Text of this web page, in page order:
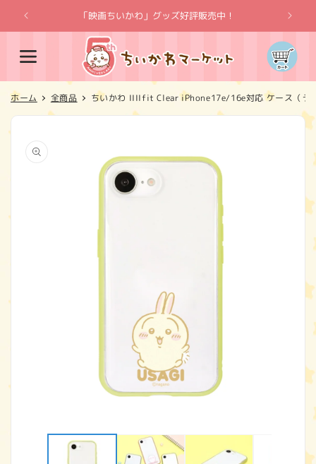
ンツに
進む
「映画ちいかわ」グッズ好評販売中！
カ
ー
ト
ホーム 全商品 ちいかわ IIIIfit Clear iPhone17e/16e対応 ケース（う
報にス
キップ